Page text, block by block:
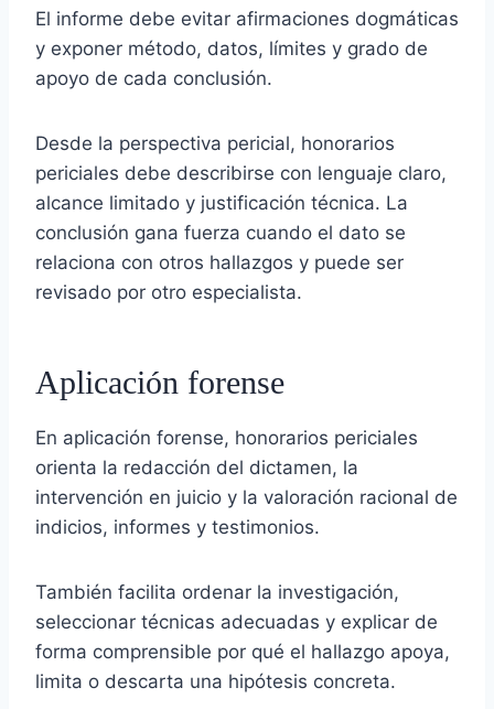
El informe debe evitar afirmaciones dogmáticas
y exponer método, datos, límites y grado de
apoyo de cada conclusión.
Desde la perspectiva pericial, honorarios
periciales debe describirse con lenguaje claro,
alcance limitado y justificación técnica. La
conclusión gana fuerza cuando el dato se
relaciona con otros hallazgos y puede ser
revisado por otro especialista.
Aplicación forense
En aplicación forense, honorarios periciales
orienta la redacción del dictamen, la
intervención en juicio y la valoración racional de
indicios, informes y testimonios.
También facilita ordenar la investigación,
seleccionar técnicas adecuadas y explicar de
forma comprensible por qué el hallazgo apoya,
limita o descarta una hipótesis concreta.